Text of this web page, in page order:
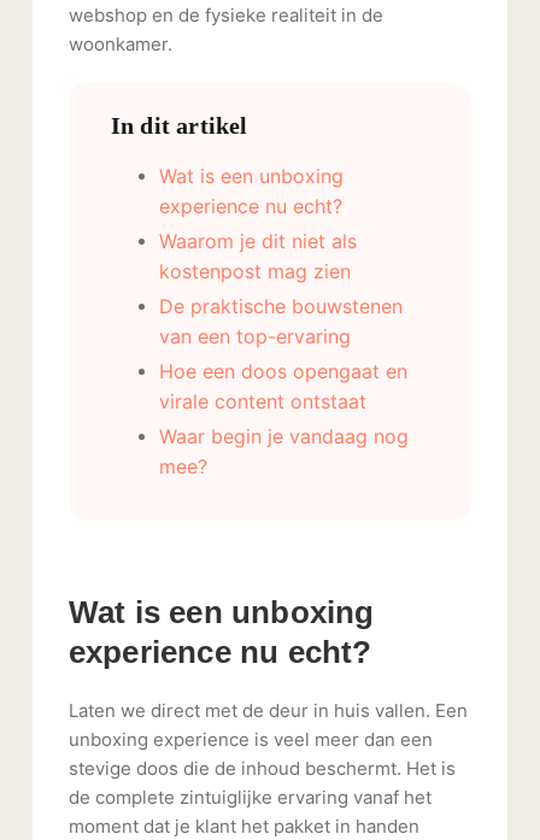
webshop en de fysieke realiteit in de
woonkamer.
In dit artikel
Wat is een unboxing
experience nu echt?
Waarom je dit niet als
kostenpost mag zien
De praktische bouwstenen
van een top-ervaring
Hoe een doos opengaat en
virale content ontstaat
Waar begin je vandaag nog
mee?
Wat is een unboxing
experience nu echt?
Laten we direct met de deur in huis vallen. Een
unboxing experience is veel meer dan een
stevige doos die de inhoud beschermt. Het is
de complete zintuiglijke ervaring vanaf het
moment dat je klant het pakket in handen